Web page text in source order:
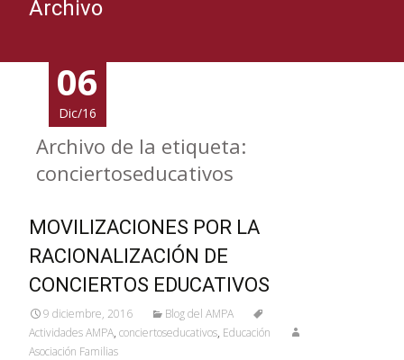
Archivo
Archivo de la etiqueta:
conciertoseducativos
MOVILIZACIONES POR LA
RACIONALIZACIÓN DE
CONCIERTOS EDUCATIVOS
9 diciembre, 2016
Blog del AMPA
Actividades AMPA, conciertoseducativos, Educación
Asociación Familias
06
Dic/16
06
Dic/16